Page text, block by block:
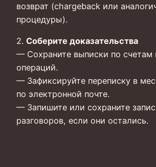
возврат (chargeback или
процедуры).
2. Соберите доказательства
— Сохраните выписки по счетам
операций.
— Зафиксируйте переписку в
по электронной почте.
— Запишите или сохраните
разговоров, если они остались.